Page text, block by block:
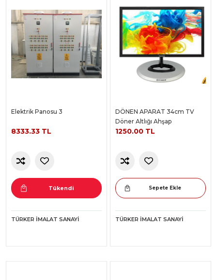
Elektrik Panosu 3
8333.33 TL
Tükendi
TÜRKER İMALAT SANAYI
DÖNEN APARAT 34cm TV
Döner Altlığı Ahşap
1250.00 TL
Sepete Ekle
TÜRKER İMALAT SANAYI